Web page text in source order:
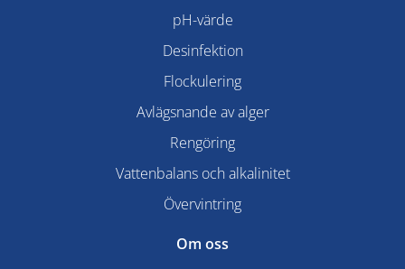
pH-värde
Desinfektion
Flockulering
Avlägsnande av alger
Rengöring
Vattenbalans och alkalinitet
Övervintring
Om oss